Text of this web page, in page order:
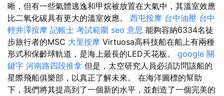
晰，但有一些氣體逃逸和甲烷被放置在大氣中，其溫室效應
比二氧化碳具有更大的溫室效應。 西屯按摩 台中油壓 台中
輕井澤按摩 記帳士 考試範圍 seo 意思 能夠容納6334名徒
步旅行者的MSC 大里按摩 Virtuosa高科技船在船上有兩種
形式和保齡球軌道，是海上最長的LED天花板。 google 關
鍵字 河南路四段推拿 但是，太空研究人員必須訪問該船的
星際飛船俱樂部，以真正了解未來。 在海洋圖標的幫助
下，我們將其提高到了一個新的水平，並創造了一個完美的